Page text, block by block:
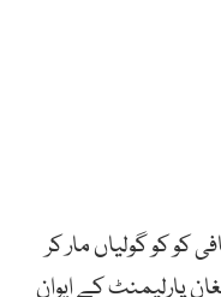
کو کو گولیاں مار کر
پارلیمنٹ کے ایوان